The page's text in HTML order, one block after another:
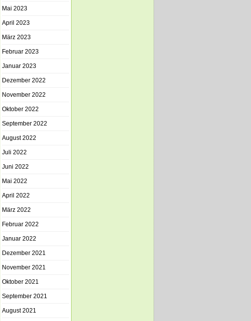
Mai 2023
April 2023
März 2023
Februar 2023
Januar 2023
Dezember 2022
November 2022
Oktober 2022
September 2022
August 2022
Juli 2022
Juni 2022
Mai 2022
April 2022
März 2022
Februar 2022
Januar 2022
Dezember 2021
November 2021
Oktober 2021
September 2021
August 2021